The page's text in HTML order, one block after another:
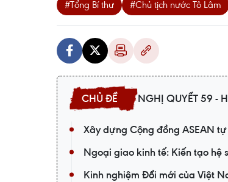
#Tổng Bí thư #Chủ tịch nước Tô Lâm
NGHỊ QUYẾT 59 -
Xây dựng Cộng đồng ASEAN
Ngoại giao kinh tế: Kiến tạo hệ
Kinh nghiệm Đổi mới của Việt